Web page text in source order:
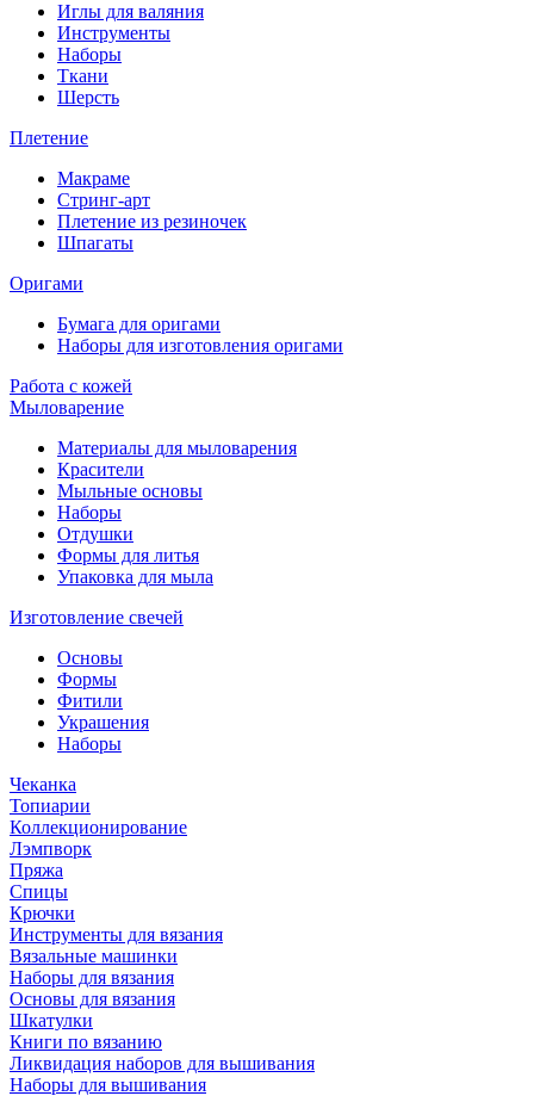
Иглы для валяния
Инструменты
Наборы
Ткани
Шерсть
Плетение
Макраме
Стринг-арт
Плетение из резиночек
Шпагаты
Оригами
Бумага для оригами
Наборы для изготовления оригами
Работа с кожей
Мыловарение
Материалы для мыловарения
Красители
Мыльные основы
Наборы
Отдушки
Формы для литья
Упаковка для мыла
Изготовление свечей
Основы
Формы
Фитили
Украшения
Наборы
Чеканка
Топиарии
Коллекционирование
Лэмпворк
Пряжа
Спицы
Крючки
Инструменты для вязания
Вязальные машинки
Наборы для вязания
Основы для вязания
Шкатулки
Книги по вязанию
Ликвидация наборов для вышивания
Наборы для вышивания